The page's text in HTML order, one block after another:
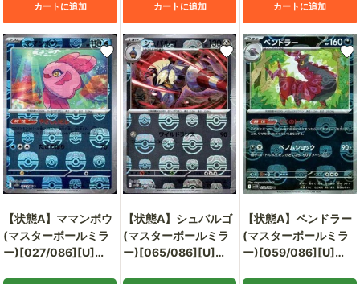
カートに追加 カートに追加 カートに追加
【状態A】ママンボウ
(マスターボールミラ
ー)[027/086][U]
【状態A】シュバルゴ
(マスターボールミラ
ー)[065/086][U]
【状態A】ペンドラー
(マスターボールミラ
ー)[059/086][U]